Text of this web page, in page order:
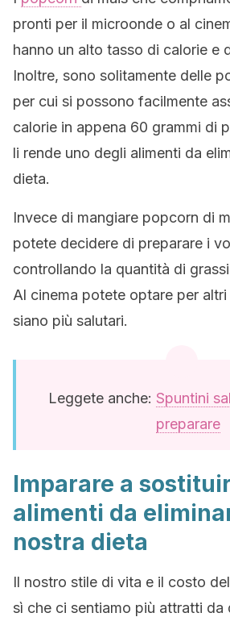
pronti per il microonde o al
hanno un alto tasso di calorie e
Inoltre, sono solitamente delle
per cui si possono facilmente
calorie in appena 60 grammi di
li rende uno degli alimenti da
dieta.
Invece di mangiare popcorn di
potete decidere di preparare i
controllando la quantità di
Al cinema potete optare per
siano più salutari.
Leggete anche: Spuntini
preparare
Imparare a
alimenti da
nostra dieta
Il nostro stile di vita e il costo
sì che ci sentiamo più attratti da